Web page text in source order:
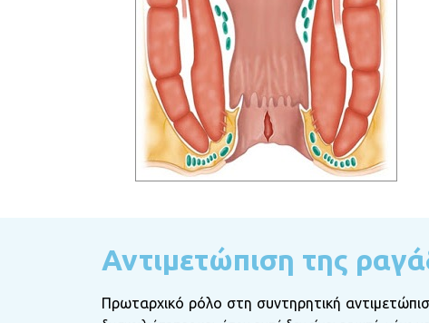
Αντιμετώπιση της
Πρωταρχικό ρόλο στη συντηρητική